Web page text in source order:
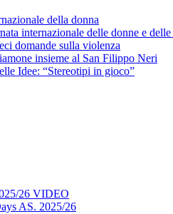
della donna
internazionale delle donne e delle
domande sulla violenza
insieme al San Filippo Neri
Idee: “Stereotipi in gioco”
26 VIDEO
AS. 2025/26